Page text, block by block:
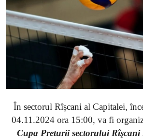
SERVICII
Sectorul Rîșcani
Căutați pe Internet
În sectorul Rîșcani al Capitalei,
04.11.2024 ora 15:00, va fi
Cupa Preturii sectorului Rîşcani